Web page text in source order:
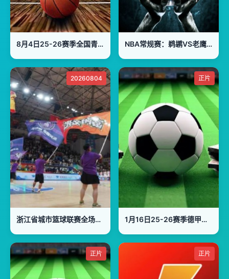
8月4日25-26赛季全国青年篮球联赛 福建浔兴81VS106上海久事 NBA常规赛：鹈鹕VS老鹰20260108
20260804
浙江省城市篮球联赛全场回放：富阳VS萧山
正片
1月16日25-26赛季德甲联赛 奥格斯堡VS柏林联
正片 正片